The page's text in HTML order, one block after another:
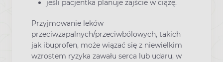
jeśli pacjentka planuje zajście w ciążę.
Przyjmowanie leków
przeciwzapalnych/przeciwbólowych, takich
jak ibuprofen, może wiązać się z niewielkim
wzrostem ryzyka zawału serca lub udaru, w